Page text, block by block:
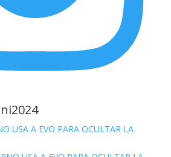
USA A EVO PARA OCULTAR LA